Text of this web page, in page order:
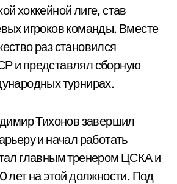
хоккейной лиге, став
игроков команды. Вместе
раз становился
и представлял сборную
турнирах.
Тихонов завершил
и начал работать
главным тренером ЦСКА и
лет на этой должности. Под